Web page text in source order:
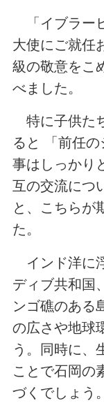
「イブラー
大使にご就任
級の敬意をこ
べました。
特に子供た
ると 「前任
事はしっかり
互の交流につ
と、こちらが
た。
インド洋に
ディブ共和国
ンゴ礁のある
の広さや地球
う。同時に、
ことで石岡の
づくでしょう。